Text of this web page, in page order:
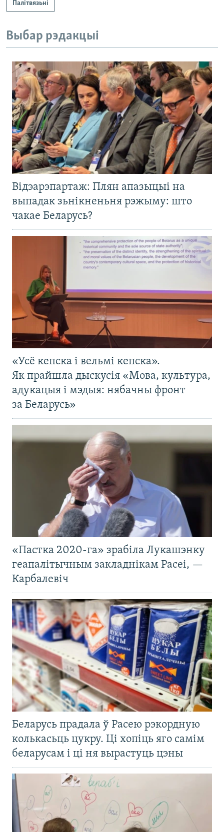
Палітвязьні
Выбар рэдакцыі
Відэарэпартаж: Плян апазыцыі на
выпадак зьнікненьня рэжыму: што
чакае Беларусь?
«Усё кепска і вельмі кепска».
Як прайшла дыскусія «Мова, культура,
адукацыя і мэдыя: нябачны фронт
за Беларусь»
«Пастка 2020-га» зрабіла Лукашэнку
геапалітычным закладнікам Расеі, —
Карбалевіч
Беларусь прадала ў Расею рэкордную
колькасьць цукру. Ці хопіць яго самім
беларусам і ці ня вырастуць цэны